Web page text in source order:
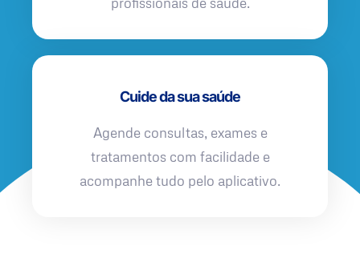
Cuide da sua saúde
Agende consultas, exames e
tratamentos com facilidade e
acompanhe tudo pelo aplicativo.